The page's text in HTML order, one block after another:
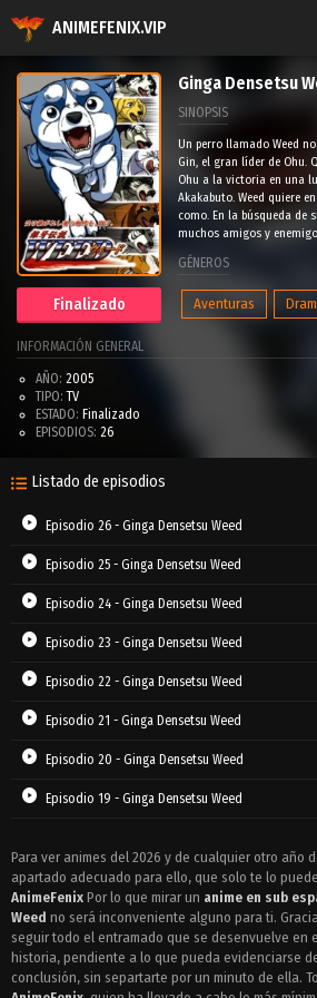
ANIMEFENIX.VIP
Finalizado
Ginga Densetsu
SINOPSIS
Un perro llamado Weed
Gin, el gran líder de Ohu.
Ohu a la victoria en una
Akakabuto. Weed quiere
como. En la búsqueda de
muchos amigos y
GÉNEROS
Aventuras
INFORMACIÓN GENERAL
AÑO: 2005
TIPO: TV
ESTADO: Finalizado
EPISODIOS: 26
Listado de episodios
Episodio 26 - Ginga Densetsu Weed
Episodio 25 - Ginga Densetsu Weed
Episodio 24 - Ginga Densetsu Weed
Episodio 23 - Ginga Densetsu Weed
Episodio 22 - Ginga Densetsu Weed
Episodio 21 - Ginga Densetsu Weed
Episodio 20 - Ginga Densetsu Weed
Episodio 19 - Ginga Densetsu Weed
Episodio 17 - Ginga Densetsu Weed
Episodio 16 - Ginga Densetsu Weed
Episodio 15 - Ginga Densetsu Weed
Episodio 14 - Ginga Densetsu Weed
Para ver animes del 2026 y de cualquier otro año
apartado adecuado para ello, que solo te lo
AnimeFenix Por lo que mirar un anime en sub
Weed no será inconveniente alguno para ti.
seguir todo el entramado que se desenvuelve en
historia, pendiente a lo que pueda evidenciarse
conclusión, sin separtarte por un minuto de ella.